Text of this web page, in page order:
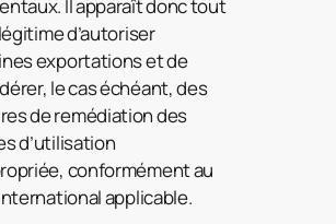
Il apparaît donc tout
d’autoriser
exportations et de
le cas échéant, des
de remédiation des
d’utilisation
conformément au
applicable.